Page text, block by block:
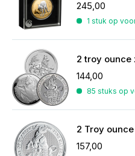
245,00
1 stuk op
2 troy
144,00
85 stuks op
157,00